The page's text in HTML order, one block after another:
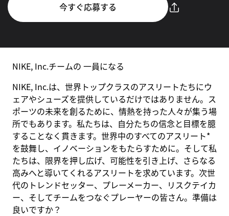
今すぐ応募する
NIKE, Inc.チームの 一員になる
NIKE, Inc.は、世界トップクラスのアスリートたちにウ
ェアやシューズを提供しているだけではありません。ス
ポーツの未来を創るために、情熱を持った人々が集う場
所でもあります。私たちは、自分たちの信念と目標を臆
することなく貫きます。世界中のすべてのアスリート*
を鼓舞し、イノベーションをもたらすために。そして私
たちは、限界を押し広げ、可能性を引き上げ、さらなる
高みへと導いてくれるアスリートを求めています。次世
代のトレンドセッター、プレーメーカー、リスクテイカ
ー、そしてチームをつなぐプレーヤーの皆さん。準備は
良いですか？